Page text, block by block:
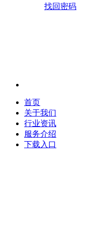
找回密码
首页
关于我们
行业资讯
服务介绍
下载入口